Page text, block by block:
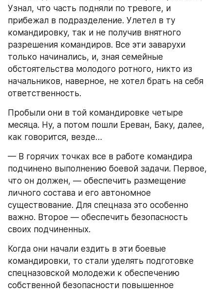
Узнал, что часть подняли по тревоге, и
прибежал в подразделение. Улетел в ту
командировку, так и не получив внятного
разрешения командиров. Все эти заварухи
только начинались, и, зная семейные
обстоятельства молодого ротного, никто из
начальников, наверное, не хотел брать на себя
ответственность.
Пробыли они в той командировке четыре
месяца. Ну, а потом пошли Ереван, Баку, далее,
как говорится, везде…
— В горячих точках все в работе командира
подчинено выполнению боевой задачи. Первое,
что он должен, — обеспечить размещение
личного состава и его автономное
существование. Для спецназа это особенно
важно. Второе — обеспечить безопасность
своих подчиненных.
Когда они начали ездить в эти боевые
командировки, то стали уделять подготовке
спецназовской молодежи к обеспечению
собственной безопасности повышенное